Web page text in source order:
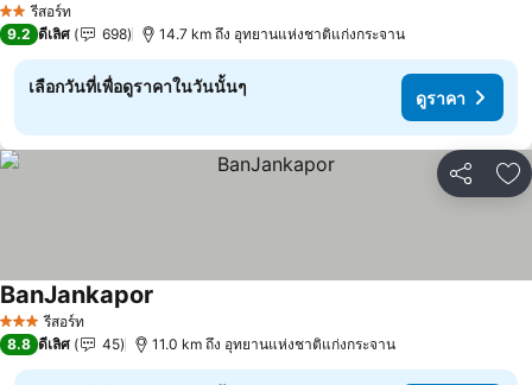
2 ดาวรีสอร์ท
9.2 ดีเลิศ 698 14.7 km ถึง อุทยานแห่งชาติแก่งกระจาน
เลือกวันที่เพื่อดูราคาในวันนั้นๆ
ดูราคา
แชร์ เ
3 ดาว รีสอร์ท
BanJankapor
8.8 ดีเลิศ 45 11.0 km ถึง อุทยานแห่งชาติแก่งกระจาน